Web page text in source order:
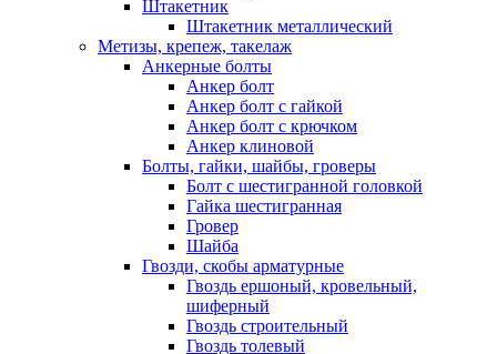
Штакетник
Штакетник металлический
Метизы, крепеж, такелаж
Анкерные болты
Анкер болт
Анкер болт с гайкой
Анкер болт с крючком
Анкер клиновой
Болты, гайки, шайбы, гроверы
Болт c шестигранной головкой
Гайка шестигранная
Гровер
Шайба
Гвозди, скобы арматурные
Гвоздь ершоный, кровельный,
шиферный
Гвоздь строительный
Гвоздь толевый